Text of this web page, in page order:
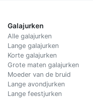
Galajurken
Alle galajurken
Lange galajurken
Korte galajurken
Grote maten galajurken
Moeder van de bruid
Lange avondjurken
Lange feestjurken